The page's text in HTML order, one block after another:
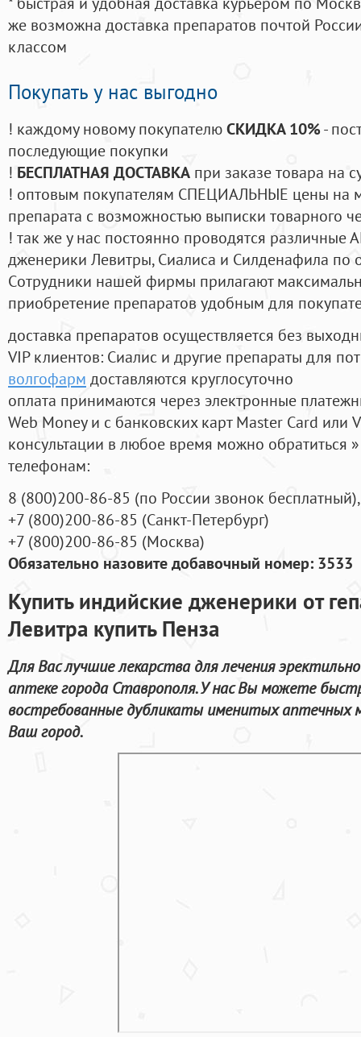
же возможна доставка препаратов почтой
классом
Покупать у нас выгодно
! каждому новому покупателюСКИДКА 10%-
последующие покупки
! БЕСПЛАТНАЯ ДОСТАВКА при заказе товара на
! оптовым покупателям СПЕЦИАЛЬНЫЕ цены на
препарата с возможностью выписки товарного
! так же у нас постоянно проводятся
дженерики Левитры, Сиалиса и Силденафила по
Cотрудники нашей фирмы прилагают
приобретение препаратов удобным для
доставка препаратов осуществляется без
VIP клиентов: Сиалис и другие препараты для
волгофарм доставляются круглосуточно
оплата принимаются через электронные
Web Money и с банковских карт Master Card или
консультации в любое время можно обратиться
телефонам:
8 (800)200-86-85 (по России звонок бесплатный),
+7 (800)200-86-85 (Санкт-Петербург)
+7 (800)200-86-85 (Москва)
Обязательно назовите добавочный номер: 3533
Купить индийские дженерики от
Левитра купить Пенза
Для Вас лучшие лекарства для лечения
аптеке города Ставрополя. У нас Вы можете
востребованные дубликаты именитых аптечных
Ваш город.